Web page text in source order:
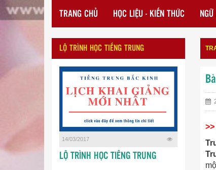
TRANG CHỦ HỌC LIỆU - KIẾN THỨC
LỘ TRÌNH HỌC TIẾNG TRUNG
14/03/2017
LỘ TRÌNH HỌC TIẾNG TRUNG